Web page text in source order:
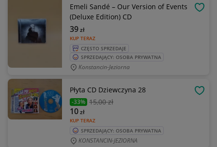
Emeli Sandé – Our Version of Events
(Deluxe Edition) CD
KUP TERAZ
39zł
CZĘSTO SPRZEDAJE
SPRZEDAJĄCY: OSOBA PRYWATNA
Konstancin-Jeziorna
Płyta CD Dziewczyna 28
-33% 15,00 zł
KUP TERAZ
10zł
SPRZEDAJĄCY: OSOBA PRYWATNA
KONSTANCIN-JEZIORNA